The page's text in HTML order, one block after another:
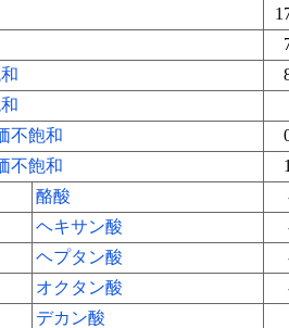
不飽和
不飽和
酪酸
ヘキサン酸
ヘプタン酸
オクタン酸
デカン酸